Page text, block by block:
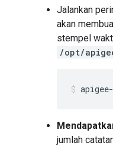
Jalankan
akan
stempel
/opt/
jumlah